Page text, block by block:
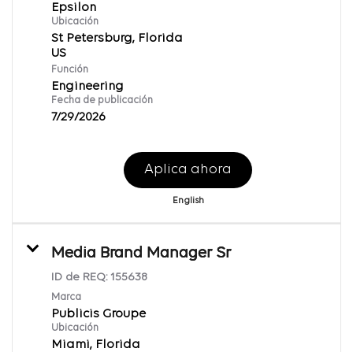
Epsilon
Ubicación
St Petersburg, Florida
Función
Engineering
Fecha de publicación
7/29/2026
Aplica ahora
English
Media Brand Manager Sr
ID de REQ: 155638
Marca
Publicis Groupe
Ubicación
Miami, Florida